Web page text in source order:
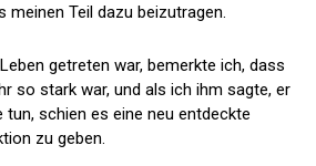
meinen Teil dazu beizutragen.
getreten war, bemerkte ich, dass
so ​​stark war, und als ich ihm sagte, er
schien es eine neu entdeckte
zu geben.